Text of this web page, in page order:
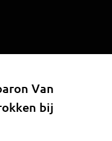
Van
bij